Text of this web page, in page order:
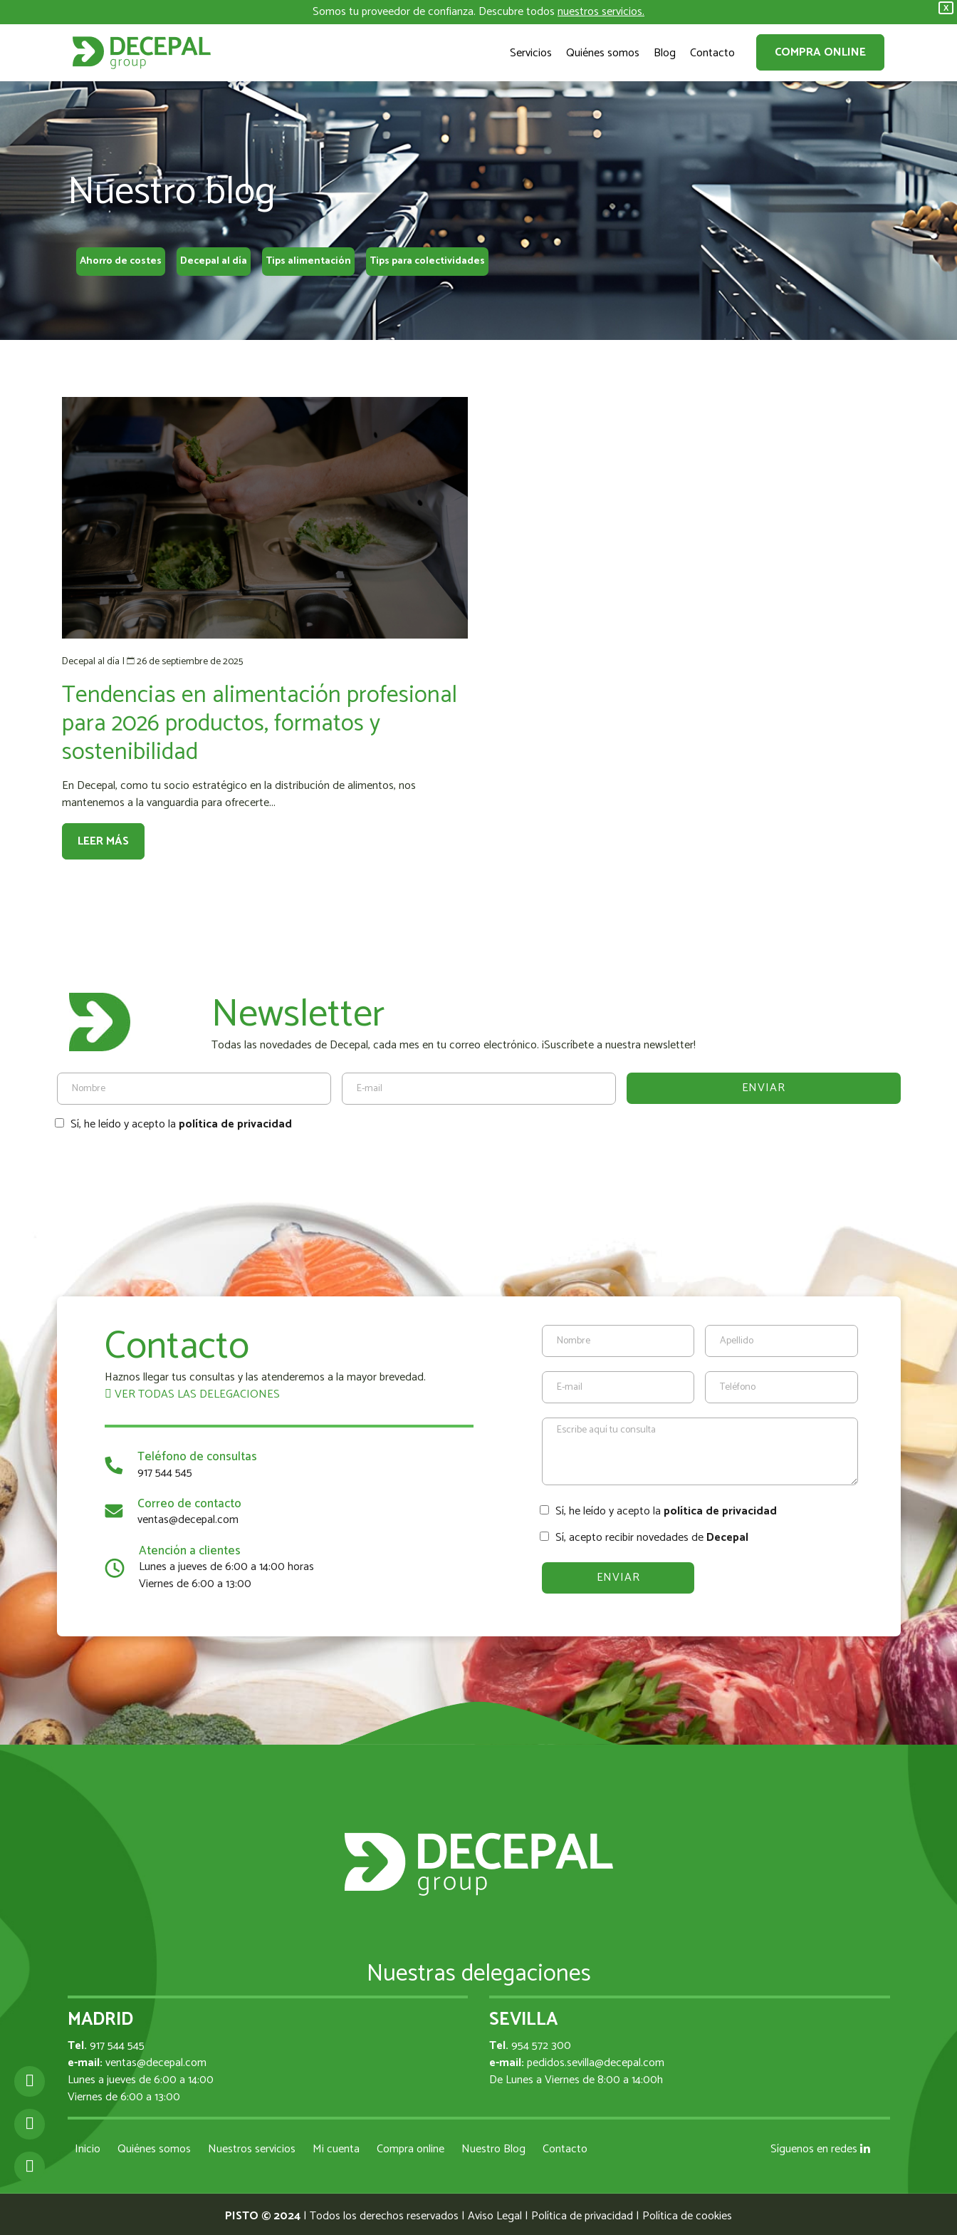
X
Somos tu proveedor de confianza. Descubre todosnuestros servicios.
Servicios Quiénes somos Blog Contacto COMPRA ONLINE
Nuestro blog
Ahorro de costes Decepal al día Tips alimentación Tips para colectividades
Decepal al día | 26 de septiembre de 2025
Tendencias en alimentación profesional
para 2026 productos, formatos y
sostenibilidad
En Decepal, como tu socio estratégico en la distribución de alimentos, nos
mantenemos a la vanguardia para ofrecerte...
LEER MÁS
Newsletter
Todas las novedades de Decepal, cada mes en tu correo electrónico. ¡Suscríbete a nuestra newsletter!
Sí, he leído y acepto la política de privacidad
Contacto
Haznos llegar tus consultas y las atenderemos a la mayor brevedad.
VER TODAS LAS DELEGACIONES
Teléfono de consultas
917 544 545
Correo de contacto
ventas@decepal.com
Atención a clientes
Lunes a jueves de 6:00 a 14:00 horas
Viernes de 6:00 a 13:00
Sí, he leído y acepto la política de privacidad
Sí, acepto recibir novedades deDecepal
Nuestras delegaciones
MADRID
Tel.917 544 545
e-mail:ventas@decepal.com
Lunes a jueves de 6:00 a 14:00
Viernes de 6:00 a 13:00
SEVILLA
Tel.954 572 300
e-mail:pedidos.sevilla@decepal.com
De Lunes a Viernes de 8:00 a 14:00h
Inicio Quiénes somos Nuestros servicios Mi cuenta Compra online Nuestro Blog Contacto Síguenos en redes
PISTO © 2024| Todos los derechos reservados | Aviso Legal | Política de privacidad | Política de cookies